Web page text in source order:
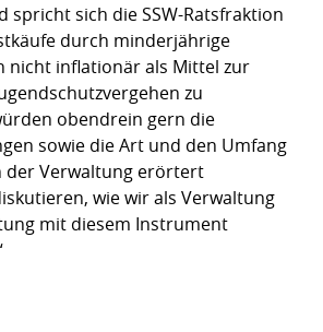
spricht sich die SSW-Ratsfraktion
durch minderjährige
nicht inflationär als Mittel zur
zu
obendrein gern die
sowie die Art und den Umfang
der Verwaltung erörtert
wie wir als Verwaltung
mit diesem Instrument